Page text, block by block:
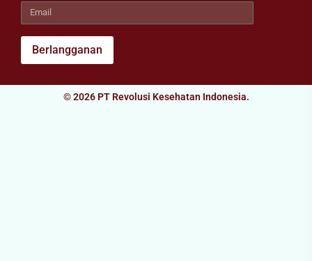
Berlangganan
© 2026 PT Revolusi Kesehatan Indonesia.